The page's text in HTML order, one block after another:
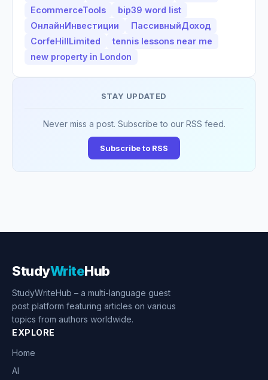
EcommerceTools
bip39 word list
ОнлайнИнвестиции
ПассивныйДоход
CorfeHillLimited
tennis lessons near me
new property in London
STAY UPDATED
Never miss a post. Subscribe to our RSS feed.
Subscribe to RSS
StudyWriteHub
StudyWriteHub – a multi-language guest
post platform featuring articles on various
topics from authors worldwide.
EXPLORE
Home
AI